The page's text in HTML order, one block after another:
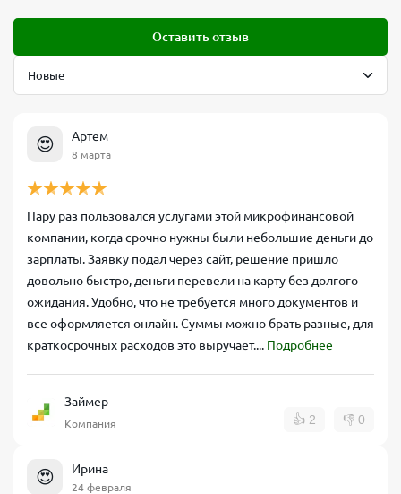
Оставить отзыв
😍 Артем
8 марта
Пару раз пользовался услугами этой микрофинансовой
компании, когда срочно нужны были небольшие деньги до
зарплаты. Заявку подал через сайт, решение пришло
довольно быстро, деньги перевели на карту без долгого
ожидания. Удобно, что не требуется много документов и
все оформляется онлайн. Суммы можно брать разные, для
краткосрочных расходов это выручает.... Подробнее
Займер
Компания 👍 2 👎 0
😍 Ирина
24 февраля